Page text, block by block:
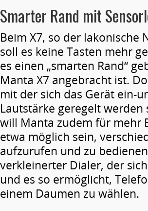
Smarter Rand mit
Beim X7, so der lakonische
soll es keine Tasten mehr
es einen „smarten Rand“
Manta X7 angebracht ist.
mit der sich das Gerät ein-
Lautstärke geregelt
will Manta zudem für mehr
etwa möglich sein,
aufzurufen und zu
verkleinerter Dialer, der
und es so ermöglicht,
einem Daumen zu wählen.